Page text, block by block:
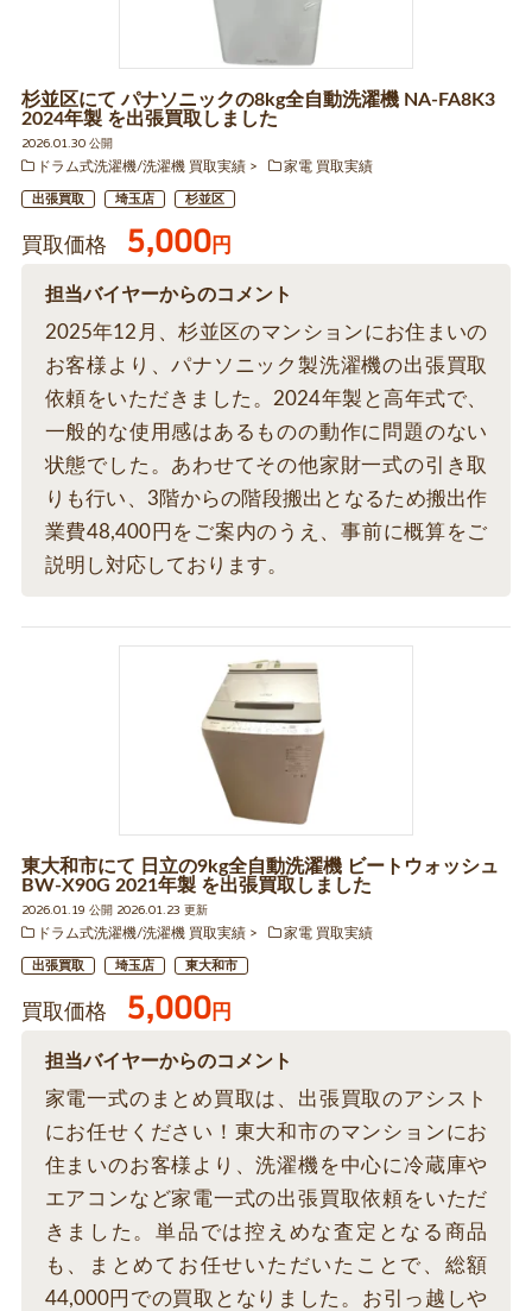
杉並区にて パナソニックの8kg全自動洗濯機 NA-FA8K3
2024年製 を出張買取しました
2026.01.30 公開
ドラム式洗濯機/洗濯機 買取実績
家電 買取実績
出張買取 埼玉店 杉並区
買取価格 5,000円
担当バイヤーからのコメント
2025年12月、杉並区のマンションにお住まいの
お客様より、パナソニック製洗濯機の出張買取
依頼をいただきました。2024年製と高年式で、
一般的な使用感はあるものの動作に問題のない
状態でした。あわせてその他家財一式の引き取
りも行い、3階からの階段搬出となるため搬出作
業費48,400円をご案内のうえ、事前に概算をご
説明し対応しております。
東大和市にて 日立の9kg全自動洗濯機 ビートウォッシュ
BW-X90G 2021年製 を出張買取しました
2026.01.19 公開 2026.01.23 更新
ドラム式洗濯機/洗濯機 買取実績
家電 買取実績
出張買取 埼玉店 東大和市
買取価格 5,000円
担当バイヤーからのコメント
家電一式のまとめ買取は、出張買取のアシスト
にお任せください！東大和市のマンションにお
住まいのお客様より、洗濯機を中心に冷蔵庫や
エアコンなど家電一式の出張買取依頼をいただ
きました。単品では控えめな査定となる商品
も、まとめてお任せいただいたことで、総額
44,000円での買取となりました。お引っ越しや